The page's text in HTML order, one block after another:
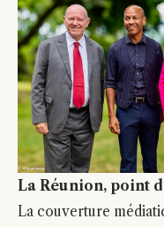
La Réunion, point
La couverture